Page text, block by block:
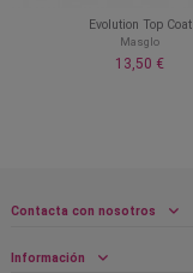
Evolution Top Coat
Masglo
13,50 €
Contacta con nosotros
Información